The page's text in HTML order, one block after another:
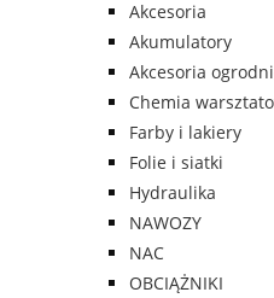
Akcesoria
Akumulatory
Akcesoria
Chemia
Farby i lakiery
Folie i siatki
Hydraulika
NAWOZY
NAC
OBCIĄŻNIKI